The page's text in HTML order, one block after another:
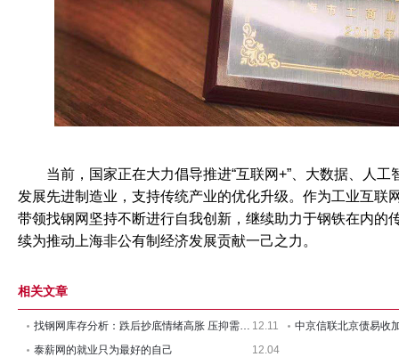
发展先进制造业，支持传统产业的优化升级。作为工业互联
带领找钢网坚持不断进行自我创新，继续助力于钢铁在内的
续为推动上海非公有制经济发展贡献一己之力。
相关文章
找钢网库存分析：跌后抄底情绪高胀 压抑需求集中释放--12月第 12.11
泰薪网的就业只为最好的自己
12.04